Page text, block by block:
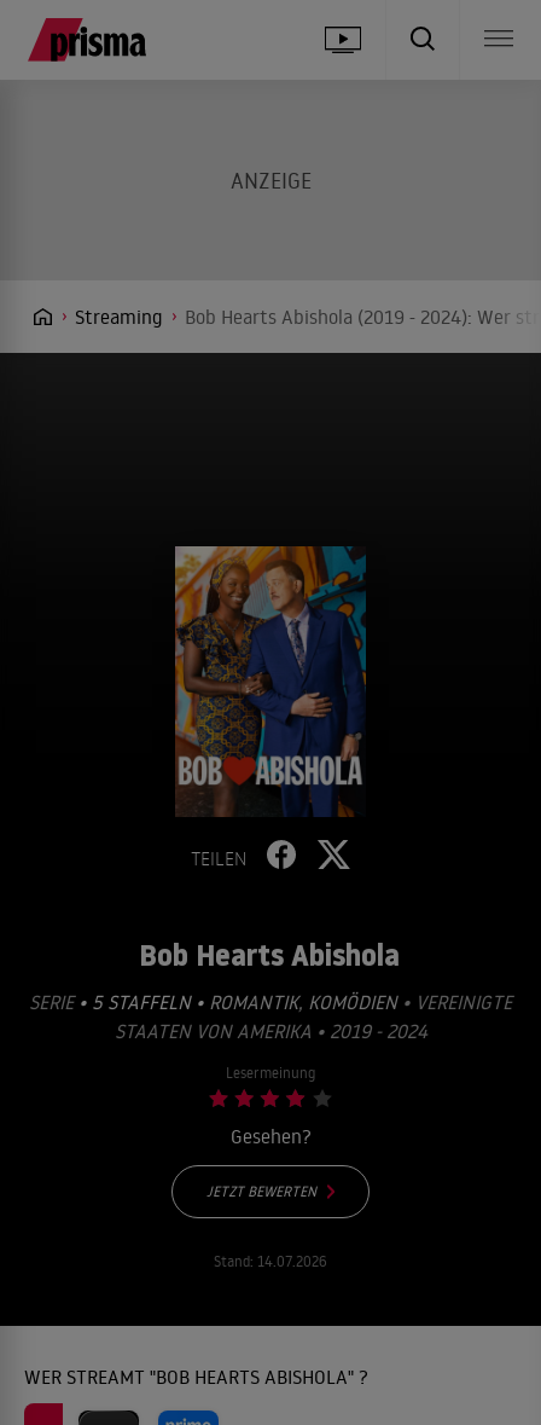
Streaming Bob Hearts Abishola (2019 - 2024): Wer
TEILEN
Bob Hearts Abishola
SERIE • 5 STAFFELN • ROMANTIK, KOMÖDIEN• VEREINIGTE
STAATEN VON AMERIKA • 2019 - 2024
Lesermeinung
Gesehen?
JETZT BEWERTEN
Stand: 14.07.2026
WER STREAMT "BOB HEARTS ABISHOLA" ?